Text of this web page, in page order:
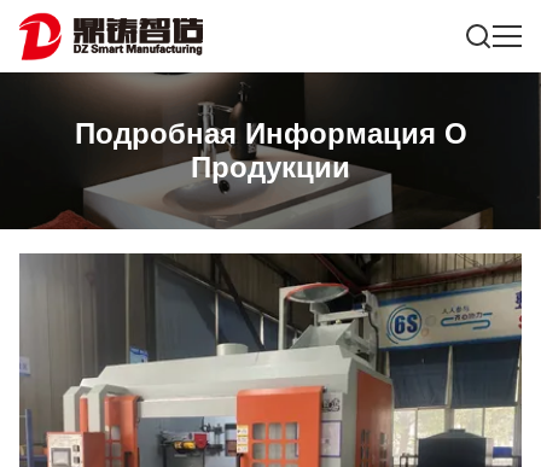
Подробная Информация О
Продукции